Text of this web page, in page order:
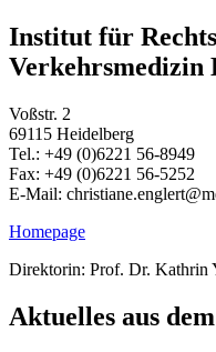
Institut für
Verkehrsmedizin
Voßstr. 2
69115 Heidelberg
Tel.: +49 (0)6221 56-8949
Fax: +49 (0)6221 56-5252
E-Mail:
Homepage
Direktorin: Prof. Dr. Kathrin
Aktuelles aus